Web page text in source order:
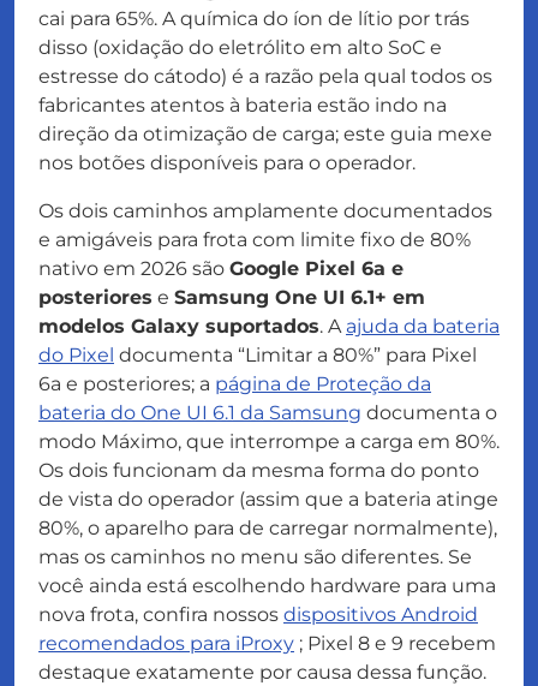
cai para 65%. A química do íon de lítio por trás
disso (oxidação do eletrólito em alto SoC e
estresse do cátodo) é a razão pela qual todos os
fabricantes atentos à bateria estão indo na
direção da otimização de carga; este guia mexe
nos botões disponíveis para o operador.
Os dois caminhos amplamente documentados
e amigáveis para frota com limite fixo de 80%
nativo em 2026 são Google Pixel 6a e
posteriores e Samsung One UI 6.1+ em
modelos Galaxy suportados. A ajuda da bateria
do Pixel documenta “Limitar a 80%” para Pixel
6a e posteriores; a página de Proteção da
bateria do One UI 6.1 da Samsung documenta o
modo Máximo, que interrompe a carga em 80%.
Os dois funcionam da mesma forma do ponto
de vista do operador (assim que a bateria atinge
80%, o aparelho para de carregar normalmente),
mas os caminhos no menu são diferentes. Se
você ainda está escolhendo hardware para uma
nova frota, confira nossos dispositivos Android
recomendados para iProxy ; Pixel 8 e 9 recebem
destaque exatamente por causa dessa função.